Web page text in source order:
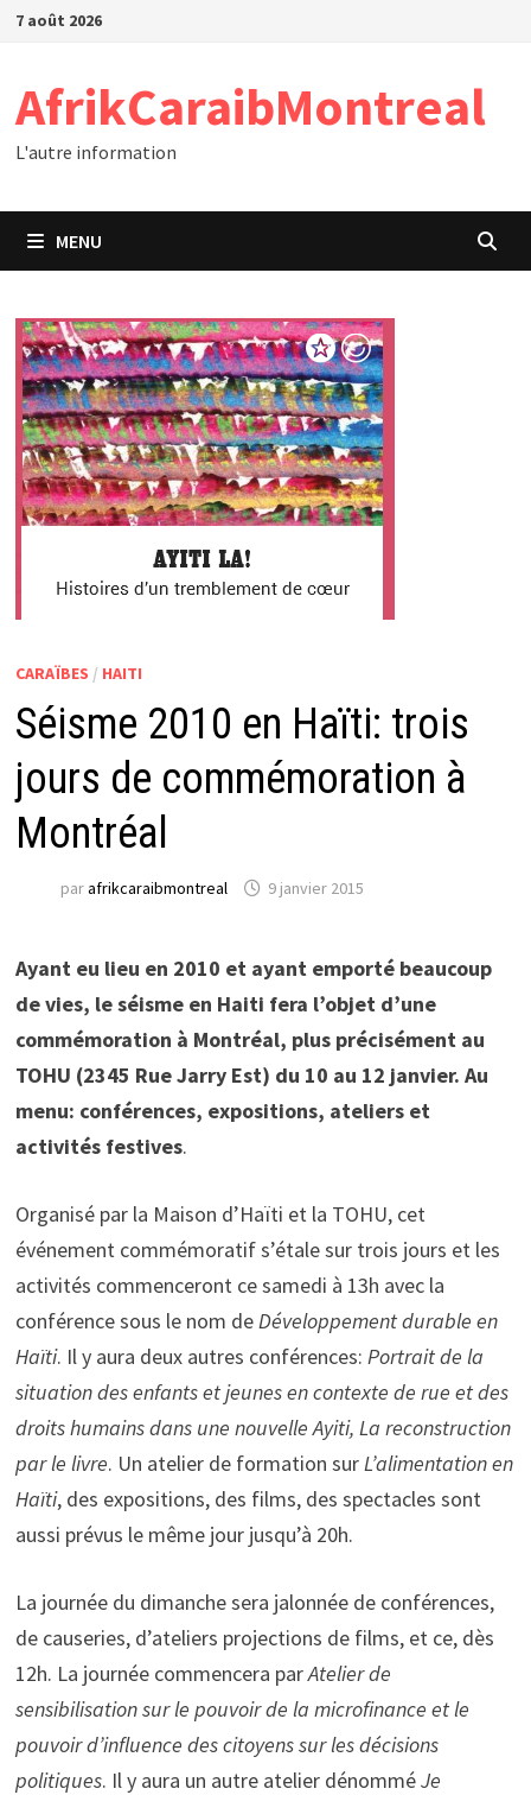
Passer
7 août 2026
AfrikCaraibMontreal
L'autre information
MENU
CARAÏBES / HAITI
Séisme 2010 en Haïti: trois
jours de commémoration à
Montréal
parafrikcaraibmontreal 9 janvier 2015
Ayant eu lieu en 2010 et ayant emporté beaucoup
de vies, le séisme en Haiti fera l’objet d’une
commémoration à Montréal, plus précisément au
TOHU (2345 Rue Jarry Est) du 10 au 12 janvier. Au
menu: conférences, expositions, ateliers et
activités festives.
Organisé par la Maison d’Haïti et la TOHU, cet
événement commémoratif s’étale sur trois jours et les
activités commenceront ce samedi à 13h avec la
conférence sous le nom deDéveloppement durable en
Haïti. Il y aura deux autres conférences: Portrait de la
situation des enfants et jeunes en contexte de rue et des
droits humains dans une nouvelle Ayiti, La reconstruction
par le livre. Un atelier de formation surL’alimentation en
Haïti, des expositions, des films, des spectacles sont
aussi prévus le même jour jusqu’à 20h.
La journée du dimanche sera jalonnée de conférences,
de causeries, d’ateliers projections de films, et ce, dès
12h. La journée commencera parAtelier de
sensibilisation sur le pouvoir de la microfinance et le
pouvoir d’influence des citoyens sur les décisions
politiques. Il y aura un autre atelier dénomméJe